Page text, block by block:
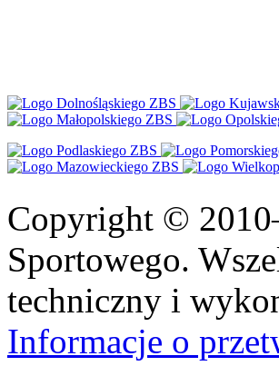
Copyright ©
Sportowego.
techniczny i
Informacje o